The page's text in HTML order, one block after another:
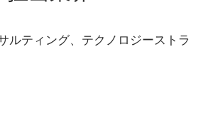
ルティング、テクノロジーストラ